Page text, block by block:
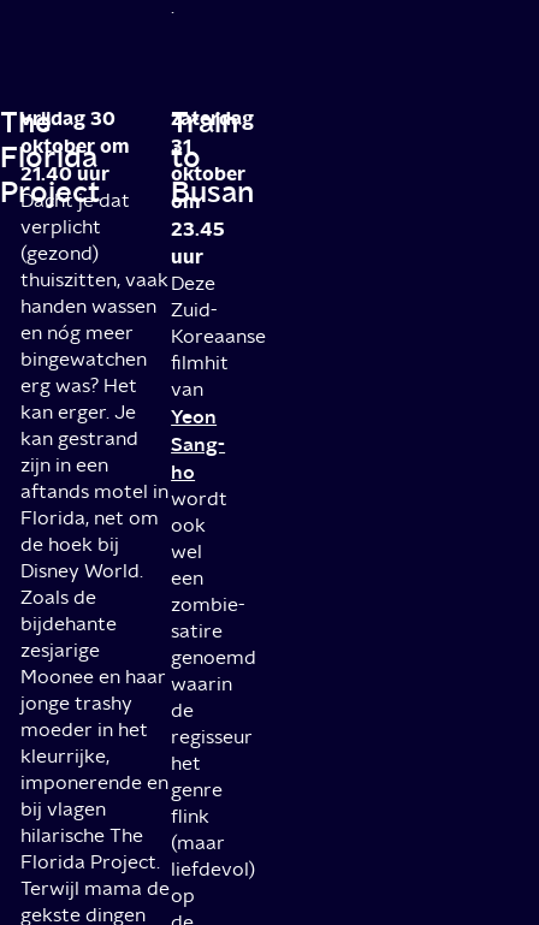
.
The
Florida
Project
vrijdag 30
oktober om
21.40 uur
Dacht je dat
verplicht
(gezond)
thuiszitten, vaak
handen wassen
en nóg meer
bingewatchen
erg was? Het
kan erger. Je
kan gestrand
zijn in een
aftands motel in
Florida, net om
de hoek bij
Disney World.
Zoals de
bijdehante
zesjarige
Moonee en haar
jonge trashy
moeder in het
kleurrijke,
imponerende en
bij vlagen
hilarische The
Florida Project.
Terwijl mama de
gekste dingen
Train
to
Busan
zaterdag
31
oktober
om
23.45
uur
Deze
Zuid-
Koreaanse
filmhit
van
Yeon
Sang-
ho
wordt
ook
wel
een
zombie-
satire
genoemd
waarin
de
regisseur
het
genre
flink
(maar
liefdevol)
op